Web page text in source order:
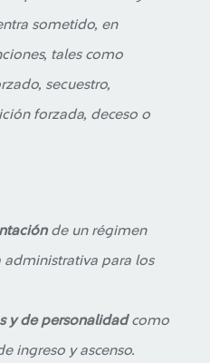
sometido, en
tales como
secuestro,
forzada, deceso o
de un régimen
administrativa para los
y de personalidadcomo
ingreso y ascenso.